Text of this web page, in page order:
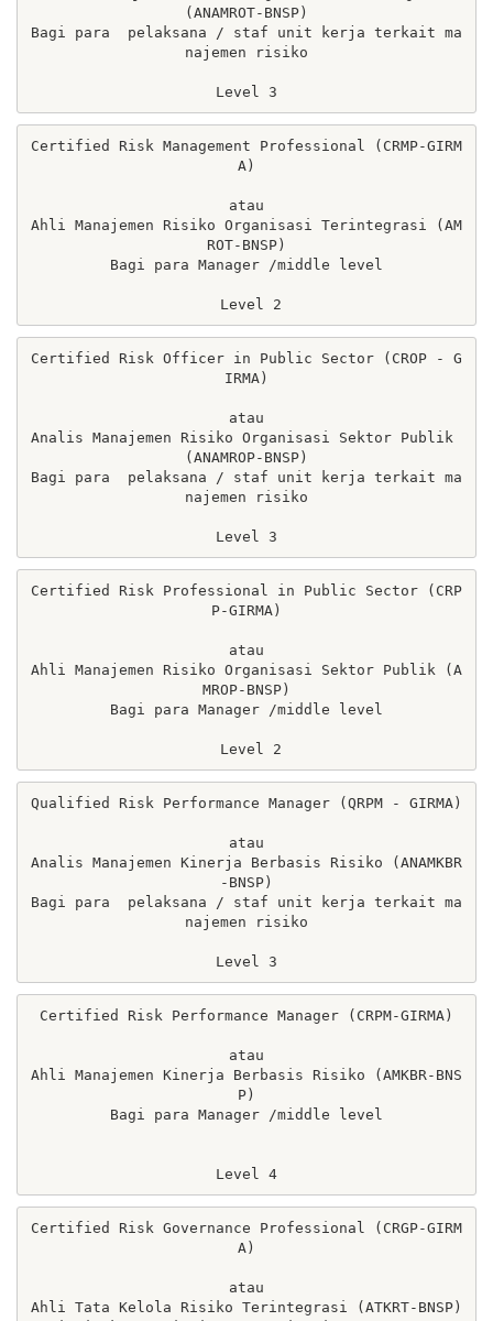
(ANAMROT-BNSP)
Bagi para  pelaksana / staf unit kerja terkait ma
najemen risiko
Level 3
Certified Risk Management Professional (CRMP-GIRM
A)
atau
Ahli Manajemen Risiko Organisasi Terintegrasi (AM
ROT-BNSP)
Bagi para Manager /middle level
Level 2
Certified Risk Officer in Public Sector (CROP - G
IRMA)
atau
Analis Manajemen Risiko Organisasi Sektor Publik
(ANAMROP-BNSP)
Bagi para  pelaksana / staf unit kerja terkait ma
najemen risiko
Level 3
Certified Risk Professional in Public Sector (CRP
P-GIRMA)
atau
Ahli Manajemen Risiko Organisasi Sektor Publik (A
MROP-BNSP)
Bagi para Manager /middle level
Level 2
Qualified Risk Performance Manager (QRPM - GIRMA)
atau
Analis Manajemen Kinerja Berbasis Risiko (ANAMKBR
-BNSP)
Bagi para  pelaksana / staf unit kerja terkait ma
najemen risiko
Level 3
Certified Risk Performance Manager (CRPM-GIRMA)
atau
Ahli Manajemen Kinerja Berbasis Risiko (AMKBR-BNS
P)
Bagi para Manager /middle level
Level 4
Certified Risk Governance Professional (CRGP-GIRM
A)
atau
Ahli Tata Kelola Risiko Terintegrasi (ATKRT-BNSP)